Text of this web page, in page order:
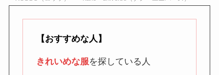
【おすすめな人】
きれいめな服を探している人